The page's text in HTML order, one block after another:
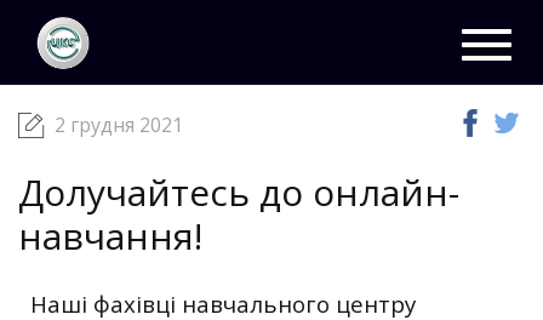
ЦКС
2 грудня 2021
Долучайтесь до онлайн-
навчання!
Наші фахівці навчального центру